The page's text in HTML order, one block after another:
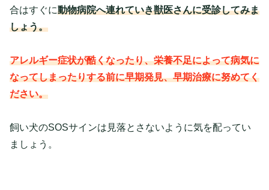
合はすぐに動物病院へ連れていき獣医さんに受診してみま
しょう。
アレルギー症状が酷くなったり、栄養不足によって病気に
なってしまったりする前に早期発見、早期治療に努めてく
ださい。
飼い犬のSOSサインは見落とさないように気を配ってい
ましょう。